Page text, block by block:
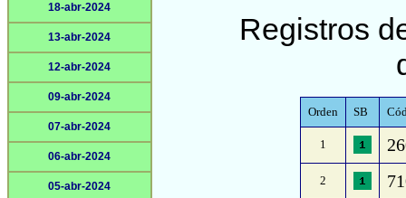
18-abr-2024
13-abr-2024
12-abr-2024
09-abr-2024
07-abr-2024
06-abr-2024
05-abr-2024
Registros
Orden SB
1
2